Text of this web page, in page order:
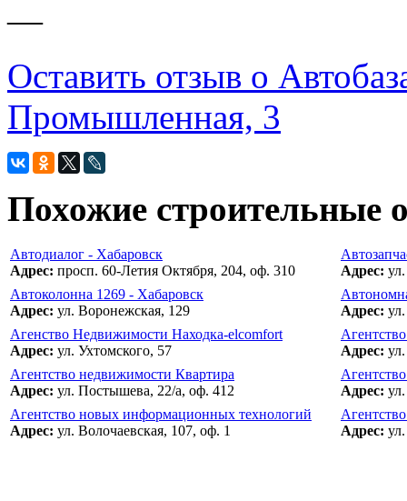
—
Оставить отзыв о
Промышленная, 3
Похожие строительные
Автодиалог - Хабаровск
Адрес: просп. 60-Летия Октября, 204, оф. 310
Адрес:
Автоколонна 1269 - Хабаровск
Адрес: ул. Воронежская, 129
Адрес:
Агенство Недвижимости Находка-elcomfort
Адрес: ул. Ухтомского, 57
Адрес:
Агентство недвижимости Квартира
Адрес: ул. Постышева, 22/а, оф. 412
Адрес:
Агентство новых информационных технологий
Адрес: ул. Волочаевская, 107, оф. 1
Адрес: